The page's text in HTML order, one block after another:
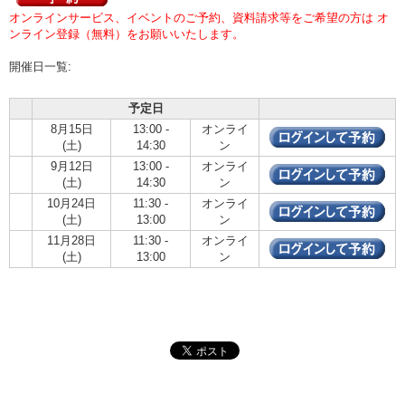
オンラインサービス、イベントのご予約、資料請求等をご希望の方は オ
ンライン登録（無料）をお願いいたします。
開催日一覧:
予定日
8月15日
(土)
13:00 -
14:30
オンライ
ン
9月12日
(土)
13:00 -
14:30
オンライ
ン
10月24日
(土)
11:30 -
13:00
オンライ
ン
11月28日
(土)
11:30 -
13:00
オンライ
ン